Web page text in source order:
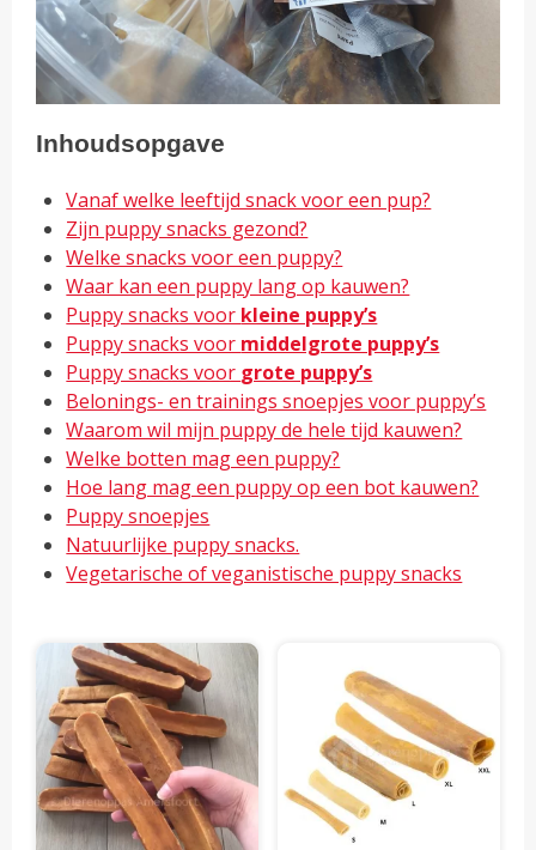
Inhoudsopgave
Vanaf welke leeftijd snack voor een pup?
Zijn puppy snacks gezond?
Welke snacks voor een puppy?
Waar kan een puppy lang op kauwen?
Puppy snacks voor kleine puppy’s
Puppy snacks voor middelgrote puppy’s
Puppy snacks voor grote puppy’s
Belonings- en trainings snoepjes voor puppy’s
Waarom wil mijn puppy de hele tijd kauwen?
Welke botten mag een puppy?
Hoe lang mag een puppy op een bot kauwen?
Puppy snoepjes
Natuurlijke puppy snacks.
Vegetarische of veganistische puppy snacks
Dit
meerdere
variaties.
Deze